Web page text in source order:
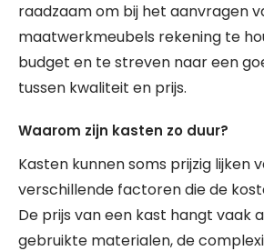
raadzaam om bij het aanvragen
maatwerkmeubels rekening te
budget en te streven naar een
tussen kwaliteit en prijs.
Waarom zijn kasten zo duur?
Kasten kunnen soms prijzig lijken
verschillende factoren die de
De prijs van een kast hangt vaak
gebruikte materialen, de